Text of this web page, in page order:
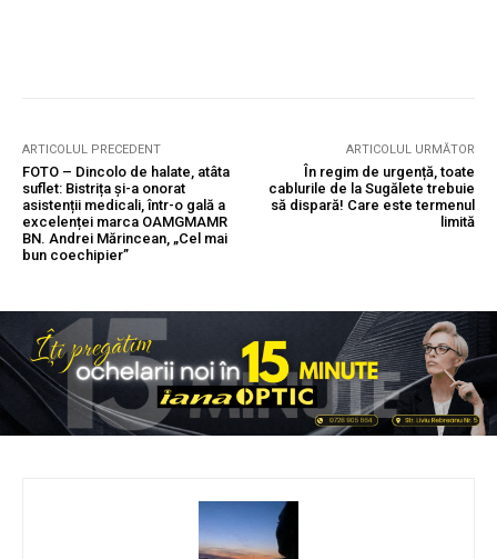
ARTICOLUL PRECEDENT
FOTO – Dincolo de halate, atâta
suflet: Bistrița și-a onorat
asistenții medicali, într-o gală a
excelenței marca OAMGMAMR
BN. Andrei Mărincean, „Cel mai
bun coechipier”
ARTICOLUL URMĂTOR
În regim de urgență, toate
cablurile de la Sugălete trebuie
să dispară! Care este termenul
limită